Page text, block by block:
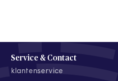
Service & Contact
klantenservice